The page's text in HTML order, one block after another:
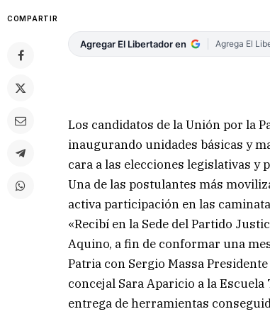
COMPARTIR
Agregar El Libertador en Agrega El
Los candidatos de la Unión por la
inaugurando unidades básicas y
cara a las elecciones legislativas y
Una de las postulantes más
activa participación en las
«Recibí en la Sede del Partido
Aquino, a fin de conformar una
Patria con Sergio Massa
concejal Sara Aparicio a la
entrega de herramientas